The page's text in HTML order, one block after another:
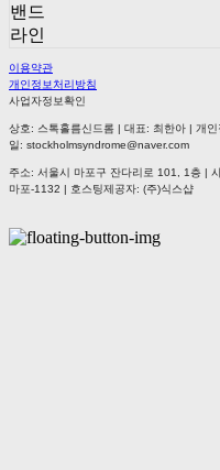
밴드
라인
이용약관
개인정보처리방침
사업자정보확인
상호: 스톡홀름신드롬 | 대표: 최한아 | 개
일: stockholmsyndrome@naver.com
주소: 서울시 마포구 잔다리로 101, 1층 |
마포-1132 | 호스팅제공자: (주)식스샵